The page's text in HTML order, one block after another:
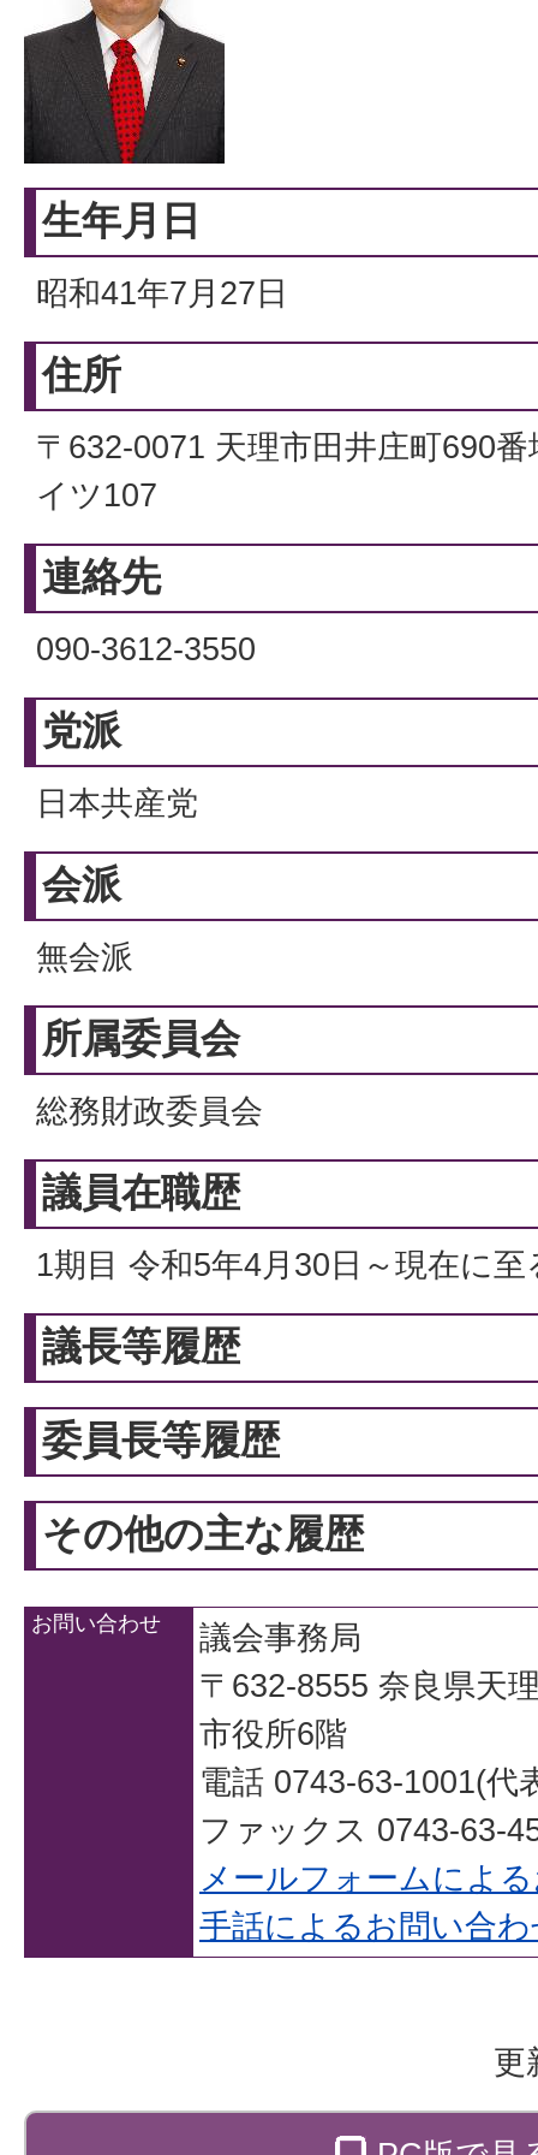
生年月日
昭和41年7月27日
住所
〒632-0071 天理市田井庄町690
イツ107
連絡先
090-3612-3550
党派
日本共産党
会派
無会派
所属委員会
総務財政委員会
議員在職歴
1期目 令和5年4月30日～現在に至
議長等履歴
委員長等履歴
その他の主な履歴
お問い合わせ
議会事務局
〒632-8555 奈良県天
市役所6階
電話 0743-63-1001(代
ファックス 0743-63-
メールフォームによ
手話によるお問い合
更